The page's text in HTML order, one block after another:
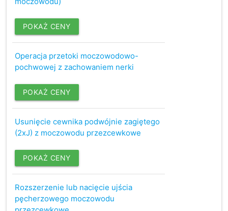
POKAŻ CENY
Operacja przetoki moczowodowo-
pochwowej z zachowaniem nerki
POKAŻ CENY
Usunięcie cewnika podwójnie zagiętego
(2xJ) z moczowodu przezcewkowe
POKAŻ CENY
Rozszerzenie lub nacięcie ujścia
pęcherzowego moczowodu